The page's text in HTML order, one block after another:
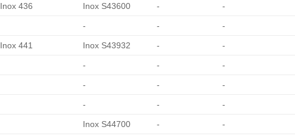
Inox 436 Inox S43600 - -
- - -
Inox 441 Inox S43932 - -
- - -
- - -
- - -
Inox S44700 - -